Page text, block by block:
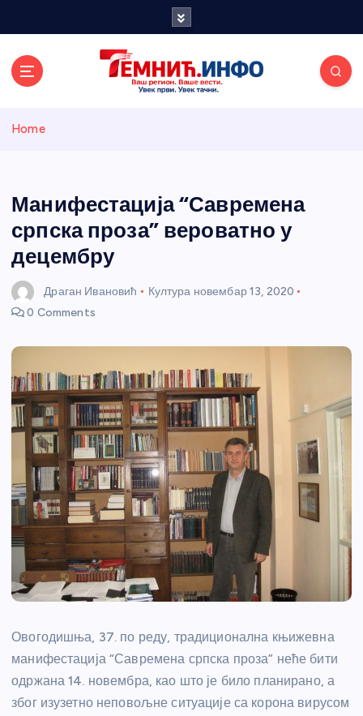
и портал
Home
Манифестација “Савремена
српска проза” вероватно у
децембру
Драган Ивановић Култура новембар 13, 2020
0 Comments
Овогодишња, 37. по реду, традиционална књижевна
манифестација “Савремена српска проза” неће бити
одржана 14. новембра, као што је било планирано, а
због изузетно неповољне ситуације са корона вирусом